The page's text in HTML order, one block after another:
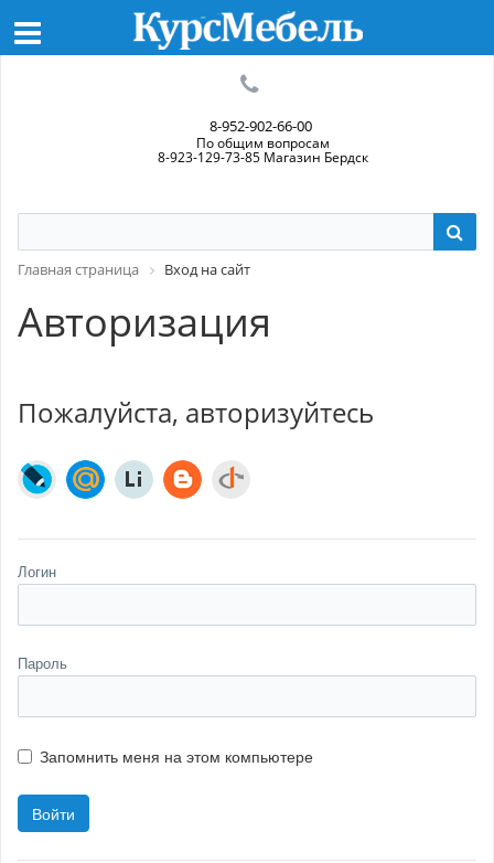
8-952-902-66-00
По общим вопросам
8-923-129-73-85 Магазин Бердск
Главная страница Вход на сайт
Авторизация
Пожалуйста, авторизуйтесь
Логин
Пароль
Запомнить меня на этом компьютере